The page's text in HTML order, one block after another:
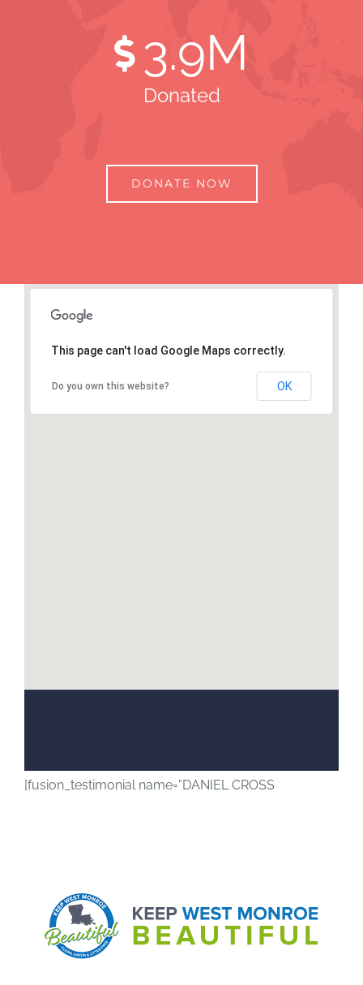
3.9M
Donated
DONATE NOW
This page can't load Google Maps correctly.
Do you own this website? OK
[fusion_testimonial name=”DANIEL CROSS